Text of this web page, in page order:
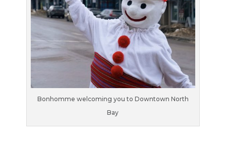
Bonhomme welcoming you to Downtown North
Bay